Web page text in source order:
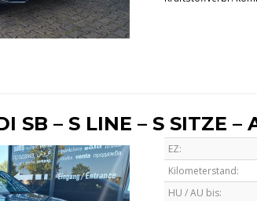
SB – S LINE – S SITZE –
EZ:
Kilometerstand:
HU / AU bis: